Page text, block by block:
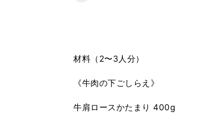
材料（2〜3人分）
《牛肉の下ごしらえ》
牛肩ロースかたまり 400g